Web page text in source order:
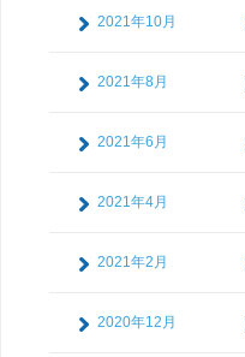
2021年10月
2021年8月
2021年6月
2021年4月
2021年2月
2020年12月